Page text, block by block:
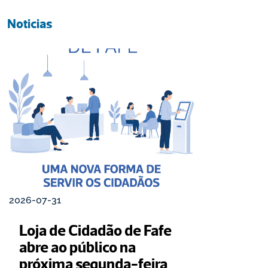
Noticias
2026-07-31
Loja de Cidadão de Fafe
abre ao público na